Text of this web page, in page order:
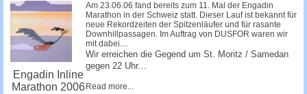
Engadin Inline
Marathon 2006
Am 23.06.06 fand bereits zum 11. Mal der Engadin
Marathon in der Schweiz statt. Dieser Lauf ist bekannt für
neue Rekordzeiten der Spitzenläufer und für rasante
Downhillpassagen. Im Auftrag von DUSFOR waren wir
mit dabei....
Wir erreichen die Gegend um St. Moritz / Samedan
gegen 22 Uhr...
Read more...